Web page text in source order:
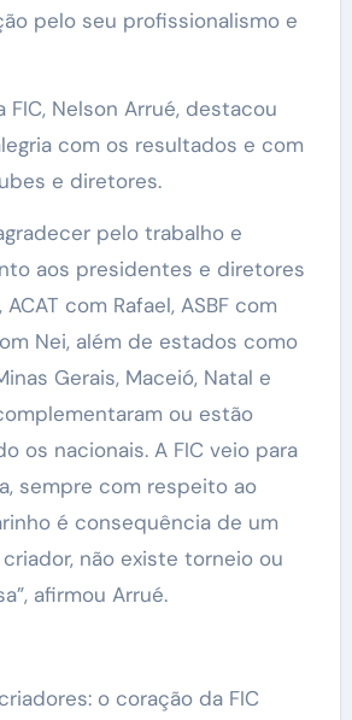
pelo seu profissionalismo e
Nelson Arrué, destacou
com os resultados e com
e diretores.
pelo trabalho e
aos presidentes e diretores
com Rafael, ASBF com
Nei, além de estados como
Gerais, Maceió, Natal e
ou estão
os nacionais. A FIC veio para
sempre com respeito ao
é consequência de um
não existe torneio ou
afirmou Arrué.
o coração da FIC